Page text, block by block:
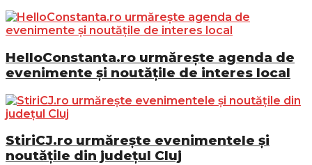
HelloConstanta.ro urmărește agenda de
evenimente și noutățile de interes local
StiriCJ.ro urmărește evenimentele și
noutățile din județul Cluj